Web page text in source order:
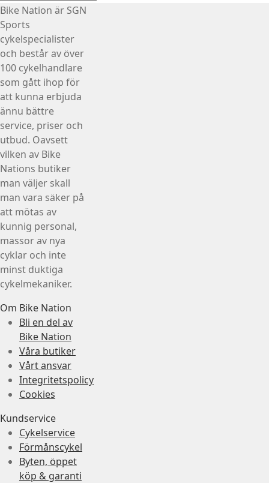
Bike Nation är SGN
Sports
cykelspecialister
och består av över
100 cykelhandlare
som gått ihop för
att kunna erbjuda
ännu bättre
service, priser och
utbud. Oavsett
vilken av Bike
Nations butiker
man väljer skall
man vara säker på
att mötas av
kunnig personal,
massor av nya
cyklar och inte
minst duktiga
cykelmekaniker.
Om Bike Nation
Bli en del av
Bike Nation
Våra butiker
Vårt ansvar
Integritetspolicy
Cookies
Kundservice
Cykelservice
Förmånscykel
Byten, öppet
köp & garanti